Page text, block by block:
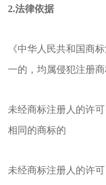
2.法律依据
《中华人民共和国商
一的，均属侵犯注册商
未经商标注册人的许
相同的商标的
未经商标注册人的许